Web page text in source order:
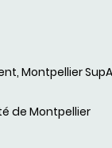
Montpellier
de Montpellier